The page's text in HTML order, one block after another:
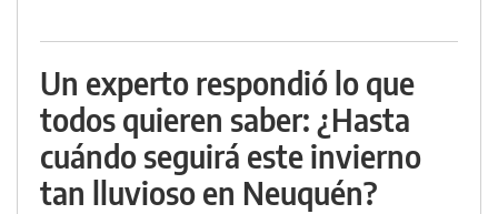
Un experto respondió lo que
todos quieren saber: ¿Hasta
cuándo seguirá este invierno
tan lluvioso en Neuquén?